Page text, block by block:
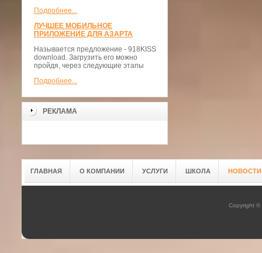
Подробнее...
ЛУЧШЕЕ МОБИЛЬНОЕ
ПРИЛОЖЕНИЕ ДЛЯ АЗАРТА
Называется предложение - 918KISS
download. Загрузить его можно
пройдя, через следующие этапы
Подробнее...
РЕКЛАМА
ГЛАВНАЯ О КОМПАНИИ УСЛУГИ ШКОЛА НОВОСТИ
Copyright